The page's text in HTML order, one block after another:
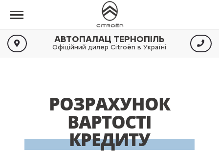
АВТОПАЛАЦ ТЕРНОПІЛЬ
Офіційний дилер Citroën в Україні
РОЗРАХУНОК
ВАРТОСТІ
КРЕДИТУ